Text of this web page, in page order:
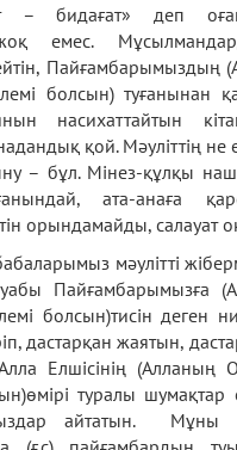
– бидағат» деп
емес.
Пайғамбарымыздың
болсын) туғанынан
насихаттайтын
қой. Мәуліттің не
– бұл. Мінез-құлқы
ата-анаға
орындамайды, салауат
мәулітті
Пайғамбарымызға
болсын)тисін деген
дастарқан жаятын,
Елшісінің (Алланың
туралы шумақтар
айтатын. Мұны